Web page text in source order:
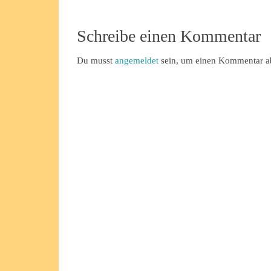
Schreibe einen Kommentar
Du musst angemeldet sein, um einen Kommentar